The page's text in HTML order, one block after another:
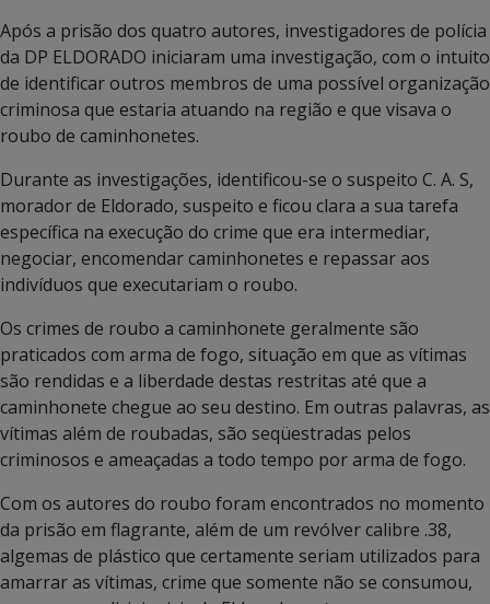
Após a prisão dos quatro autores, investigadores de polícia
da DP ELDORADO iniciaram uma investigação, com o intuito
de identificar outros membros de uma possível organização
criminosa que estaria atuando na região e que visava o
roubo de caminhonetes.
Durante as investigações, identificou-se o suspeito C. A. S,
morador de Eldorado, suspeito e ficou clara a sua tarefa
específica na execução do crime que era intermediar,
negociar, encomendar caminhonetes e repassar aos
indivíduos que executariam o roubo.
Os crimes de roubo a caminhonete geralmente são
praticados com arma de fogo, situação em que as vítimas
são rendidas e a liberdade destas restritas até que a
caminhonete chegue ao seu destino. Em outras palavras, as
vítimas além de roubadas, são seqüestradas pelos
criminosos e ameaçadas a todo tempo por arma de fogo.
Com os autores do roubo foram encontrados no momento
da prisão em flagrante, além de um revólver calibre .38,
algemas de plástico que certamente seriam utilizados para
amarrar as vítimas, crime que somente não se consumou,